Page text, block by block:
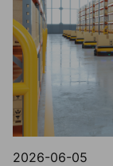
2026-06-05